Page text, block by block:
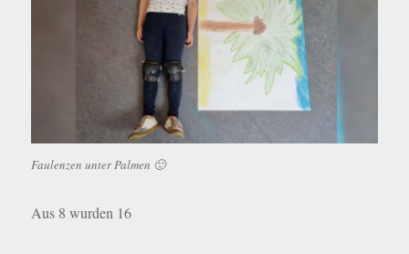
Faulenzen unter Palmen 🙂
Aus 8 wurden 16